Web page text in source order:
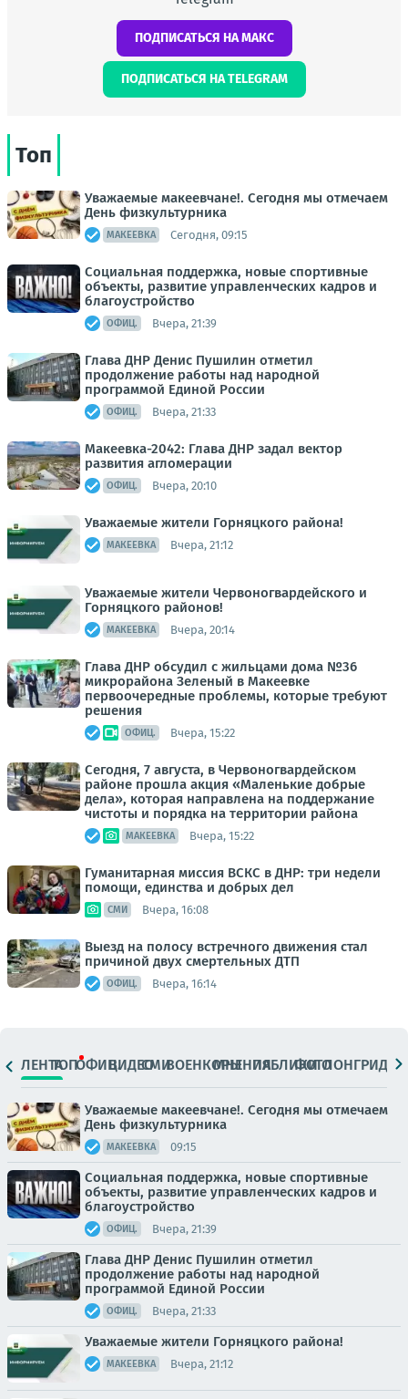
ПОДПИСАТЬСЯ НА МАКС
ПОДПИСАТЬСЯ НА TELEGRAM
Топ
Уважаемые макеевчане!. Сегодня мы отмечаем
День физкультурника
МАКЕЕВКА Сегодня, 09:15
Социальная поддержка, новые спортивные
объекты, развитие управленческих кадров и
благоустройство
ОФИЦ. Вчера, 21:39
Глава ДНР Денис Пушилин отметил
продолжение работы над народной
программой Единой России
ОФИЦ. Вчера, 21:33
Макеевка-2042: Глава ДНР задал вектор
развития агломерации
ОФИЦ. Вчера, 20:10
Уважаемые жители Горняцкого района!
МАКЕЕВКА Вчера, 21:12
Уважаемые жители Червоногвардейского и
Горняцкого районов!
МАКЕЕВКА Вчера, 20:14
Глава ДНР обсудил с жильцами дома №36
микрорайона Зеленый в Макеевке
первоочередные проблемы, которые требуют
решения
ОФИЦ. Вчера, 15:22
Сегодня, 7 августа, в Червоногвардейском
районе прошла акция «Маленькие добрые
дела», которая направлена на поддержание
чистоты и порядка на территории района
МАКЕЕВКА Вчера, 15:22
Гуманитарная миссия ВСКС в ДНР: три недели
помощи, единства и добрых дел
СМИ Вчера, 16:08
Выезд на полосу встречного движения стал
причиной двух смертельных ДТП
ОФИЦ. Вчера, 16:14
ЛЕНТАТОПОФИЦ.ВИДЕОСМИВОЕНКОРЫМНЕНИЯПАБЛИКИ
ФОТОЛОНГРИДЫ
Уважаемые макеевчане!. Сегодня мы отмечаем
День физкультурника
МАКЕЕВКА 09:15
Социальная поддержка, новые спортивные
объекты, развитие управленческих кадров и
благоустройство
ОФИЦ. Вчера, 21:39
Глава ДНР Денис Пушилин отметил
продолжение работы над народной
программой Единой России
ОФИЦ. Вчера, 21:33
Уважаемые жители Горняцкого района!
МАКЕЕВКА Вчера, 21:12